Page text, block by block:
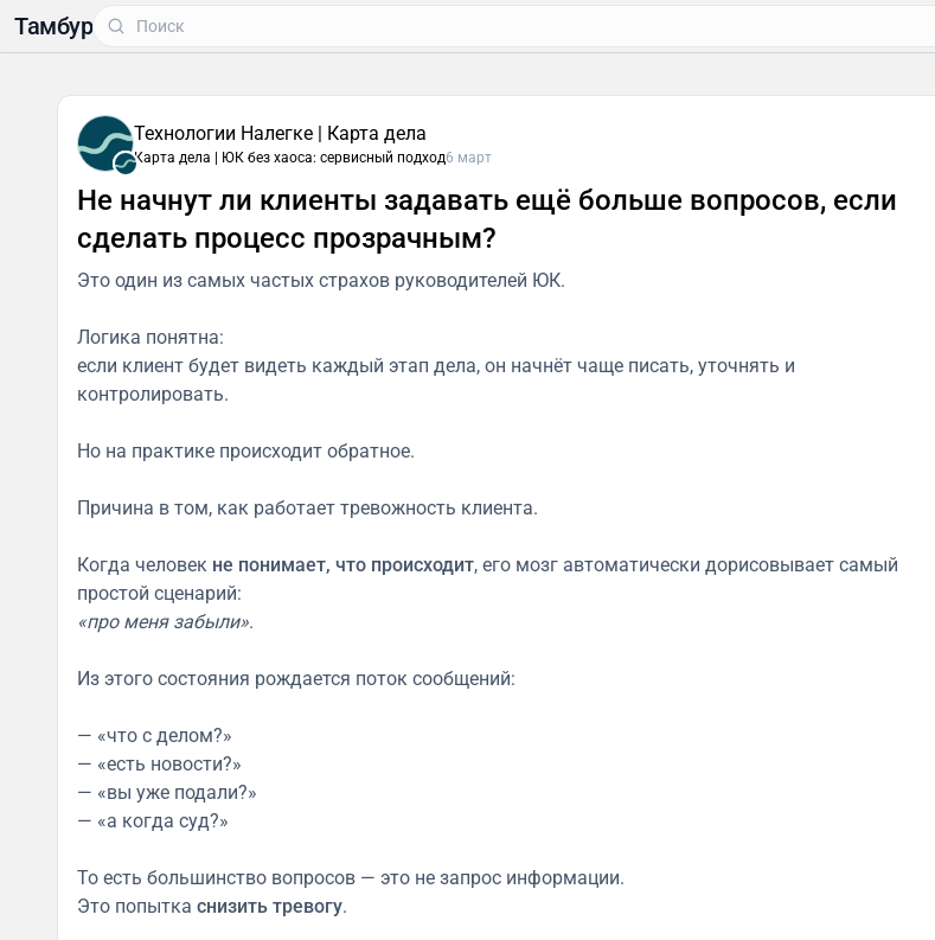
Тамбур
Технологии Налегке | Карта дела
Карта дела | ЮК без хаоса: сервисный подход6 март
Не начнут ли клиенты задавать ещё больше вопросов, если
сделать процесс прозрачным?
Это один из самых частых страхов руководителей ЮК.
Логика понятна:
если клиент будет видеть каждый этап дела, он начнёт чаще писать, уточнять и
контролировать.
Но на практике происходит обратное.
Причина в том, как работает тревожность клиента.
Когда человек не понимает, что происходит, его мозг автоматически дорисовывает самый
простой сценарий:
«про меня забыли».
Из этого состояния рождается поток сообщений:
— «что с делом?»
— «есть новости?»
— «вы уже подали?»
— «а когда суд?»
То есть большинство вопросов — это не запрос информации.
Это попытка снизить тревогу.